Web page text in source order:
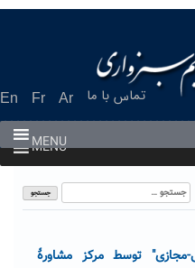
En Fr Ar تماس با ما
MENU
MENU
جستجو
برای:
مجازی" توسط مرکز مشاورۀ